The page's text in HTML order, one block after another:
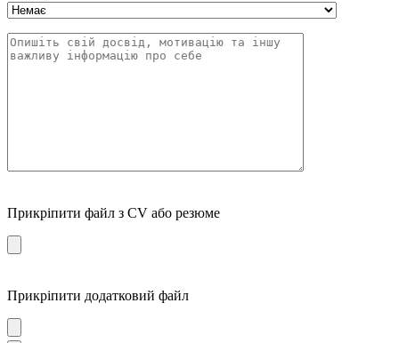
Прикріпити файл з CV або резюме
Прикріпити додатковий файл